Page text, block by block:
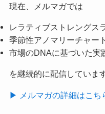
現在、メルマガでは
レラティブストレングス
季節性アノマリーチャート
市場のDNAに基づいた実
を継続的に配信しています
▶ メルマガの詳細はこち